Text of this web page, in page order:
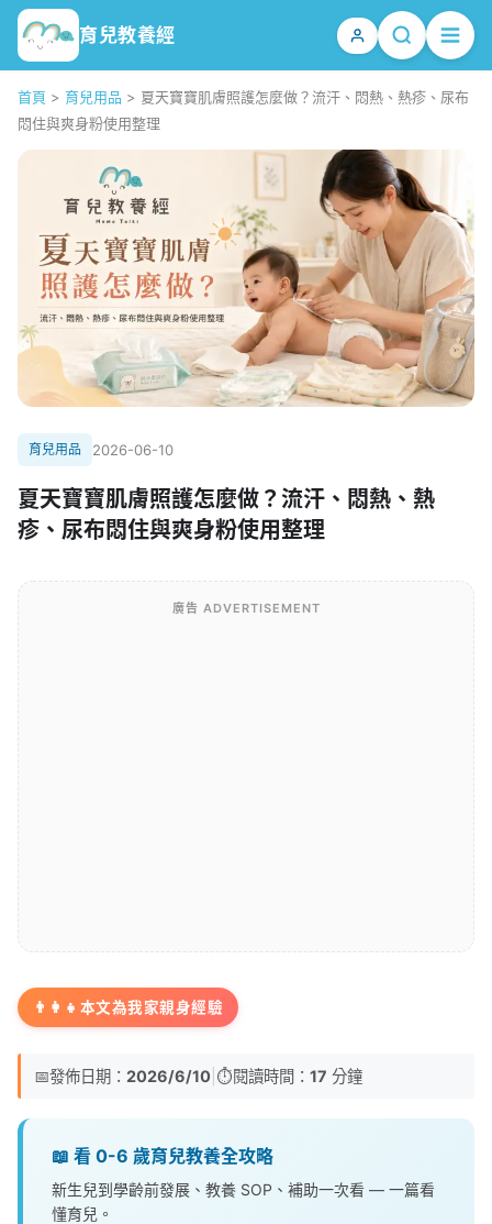
育兒教養經
首頁 > 育兒用品 > 夏天寶寶肌膚照護怎麼做？流汗、悶熱、熱疹、尿布
悶住與爽身粉使用整理
育兒用品 2026-06-10
夏天寶寶肌膚照護怎麼做？流汗、悶熱、熱
疹、尿布悶住與爽身粉使用整理
廣告 ADVERTISEMENT
👨‍👩‍👧 本文為我家親身經驗
📅發佈日期： 2026/6/10 ⏱️閱讀時間： 17 分鐘
📖 看 0-6 歲育兒教養全攻略
新生兒到學齡前發展、教養 SOP、補助一次看 — 一篇看
懂育兒。